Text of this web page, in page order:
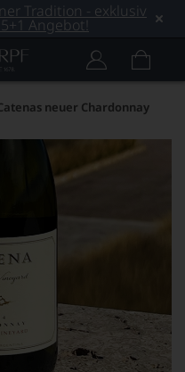
Tradition - exklusiv
Angebot!
neuer Chardonnay